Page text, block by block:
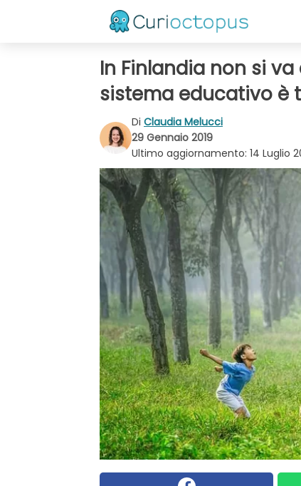
In Finlandia non si
sistema educativo è
Di Claudia Melucci
29 Gennaio 2019
Ultimo aggiornamento: 14 Luglio